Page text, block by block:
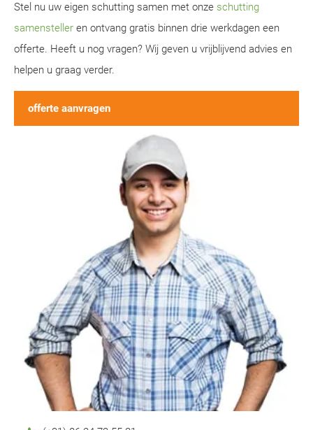
Stel nu uw eigen schutting samen met onze schutting
samensteller en ontvang gratis binnen drie werkdagen een
offerte. Heeft u nog vragen? Wij geven u vrijblijvend advies en
helpen u graag verder.
offerte aanvragen